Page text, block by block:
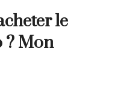
le
? Mon